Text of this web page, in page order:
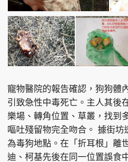
寵物醫院的報告確認，狗狗體
引致急性中毒死亡。主人其後
樂場、轉角位置、草叢，找到
嘔吐殘留物完全吻合。 據街坊
為毒狗地點。在「折耳根」離
迪、柯基先後在同一位置誤食